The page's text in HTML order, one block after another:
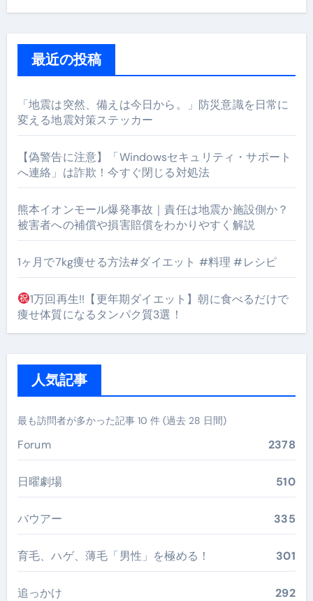
最近の投稿
「地震は突然、備えは今日から。」防災意識を日常に
変える地震対策ステッカー
【偽警告に注意】「Windowsセキュリティ・サポート
へ連絡」は詐欺！今すぐ閉じる対処法
熊本イオンモール爆発事故｜責任は地震か施設側か？
被害者への補償や損害賠償をわかりやすく解説
1ヶ月で7kg痩せる方法#ダイエット #料理 #レシピ
1万回再生!!【更年期ダイエット】朝に食べるだけで
痩せ体質になるタンパク質3選！
人気記事
最も訪問者が多かった記事 10 件 (過去 28 日間)
Forum 2378
日曜劇場 510
バウアー 335
育毛、ハゲ、薄毛「男性」を極める！ 301
追っかけ 292